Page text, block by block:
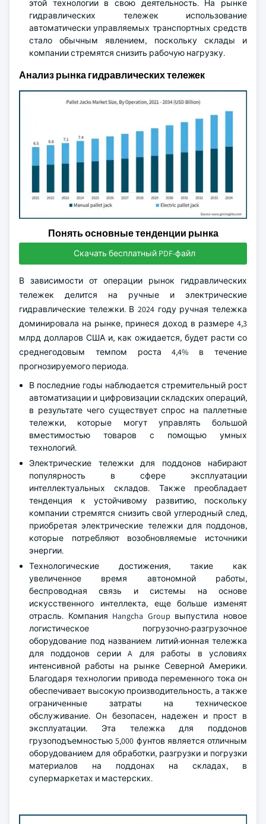
этой технологии в свою деятельность. На рынке
гидравлических тележек использование
автоматически управляемых транспортных средств
стало обычным явлением, поскольку склады и
компании стремятся снизить рабочую нагрузку.
Анализ рынка гидравлических тележек
Понять основные тенденции рынка
Скачать бесплатный PDF-файл
В зависимости от операции рынок гидравлических
тележек делится на ручные и электрические
гидравлические тележки. В 2024 году ручная тележка
доминировала на рынке, принеся доход в размере 4,3
млрд долларов США и, как ожидается, будет расти со
среднегодовым темпом роста 4,4% в течение
прогнозируемого периода.
В последние годы наблюдается стремительный рост
автоматизации и цифровизации складских операций,
в результате чего существует спрос на паллетные
тележки, которые могут управлять большой
вместимостью товаров с помощью умных
технологий.
Электрические тележки для поддонов набирают
популярность в сфере эксплуатации
интеллектуальных складов. Также преобладает
тенденция к устойчивому развитию, поскольку
компании стремятся снизить свой углеродный след,
приобретая электрические тележки для поддонов,
которые потребляют возобновляемые источники
энергии.
Технологические достижения, такие как
увеличенное время автономной работы,
беспроводная связь и системы на основе
искусственного интеллекта, еще больше изменят
отрасль. Компания Hangcha Group выпустила новое
логистическое погрузочно-разгрузочное
оборудование под названием литий-ионная тележка
для поддонов серии A для работы в условиях
интенсивной работы на рынке Северной Америки.
Благодаря технологии привода переменного тока он
обеспечивает высокую производительность, а также
ограниченные затраты на техническое
обслуживание. Он безопасен, надежен и прост в
эксплуатации. Эта тележка для поддонов
грузоподъемностью 5,000 фунтов является отличным
оборудованием для обработки, разгрузки и погрузки
материалов на поддонах на складах, в
супермаркетах и мастерских.